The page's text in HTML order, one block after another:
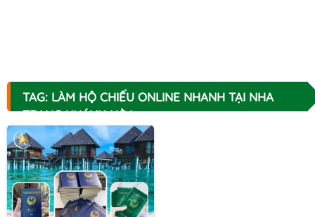
TAG: LÀM HỘ CHIẾU ONLINE NHANH TẠI NHA
TRANG KHÁNH HÒA